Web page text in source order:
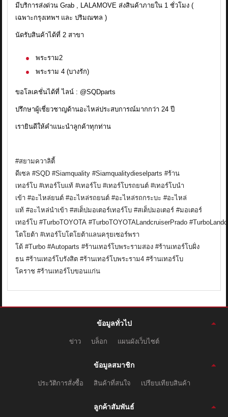
มีบริการส่งด่วน Grab , LALAMOVE ส่งสินค้าภายใน 1 ชั่วโมง (
เฉพาะกรุงเทพฯ และ ปริมณฑล )
นัดรับสินค้าได้ที่ 2 สาขา
พระราม2
พระราม 4 (บางรัก)
ขอโลเคชั่นได้ที่ ไลน์ : @SQDparts
ปรึกษาผู้เชี่ยวชาญด้านอะไหล่ประสบการณ์มากกว่า 24 ปี
เรายินดีให้คำแนะนำลูกค้าทุกท่าน
#สยามควาลิตี้
ดีเซล #SQD #Siamquality #Siamqualitydieselparts #ร้าน
เทอร์โบ #เทอร์โบแท้ #เทอร์โบ #เทอร์โบรถยนต์ #เทอร์โบนำ
เข้า #อะไหล่ยนต์ #อะไหล่รถยนต์ #อะไหล่รถกระบะ #อะไหล่
แท้ #อะไหล่นำเข้า #สเต็ปมอเตอร์เทอร์โบ #สเต็ปมอเตอร์ #มอเตอร์
เทอร์โบ #TurboTOYOTA #TurboTOYOTALandcruiserPrado
โตโยต้า #เทอร์โบโตโยต้าแลนครุยเซอร์พรา
โด้ #Turbo #Autoparts #ร้านเทอร์โบพระรามสอง #ร้านเทอร์โบฝั่ง
ธน #ร้านเทอร์โบรังสิต #ร้านเทอร์โบพระราม4 #ร้านเทอร์โบ
โคราช #ร้านเทอร์โบขอนแก่น
ข้อมูลทั่วไป
ข่าว บล็อก แผนผังเว็บไซต์
ข้อมูลสมาชิก
ประวัติการสั่งซื้อ สินค้าที่สนใจ เปรียบเทียบสินค้า
ลูกค้าสัมพันธ์